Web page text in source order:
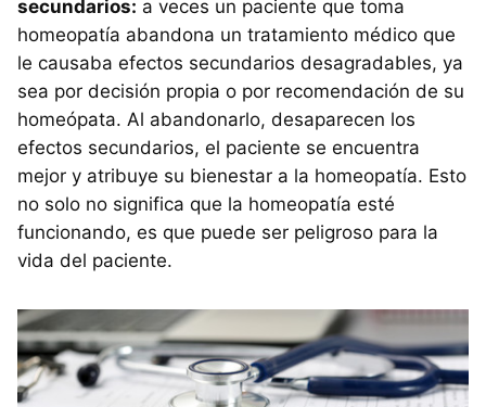
secundarios: a veces un paciente que toma
homeopatía abandona un tratamiento médico que
le causaba efectos secundarios desagradables, ya
sea por decisión propia o por recomendación de su
homeópata. Al abandonarlo, desaparecen los
efectos secundarios, el paciente se encuentra
mejor y atribuye su bienestar a la homeopatía. Esto
no solo no significa que la homeopatía esté
funcionando, es que puede ser peligroso para la
vida del paciente.